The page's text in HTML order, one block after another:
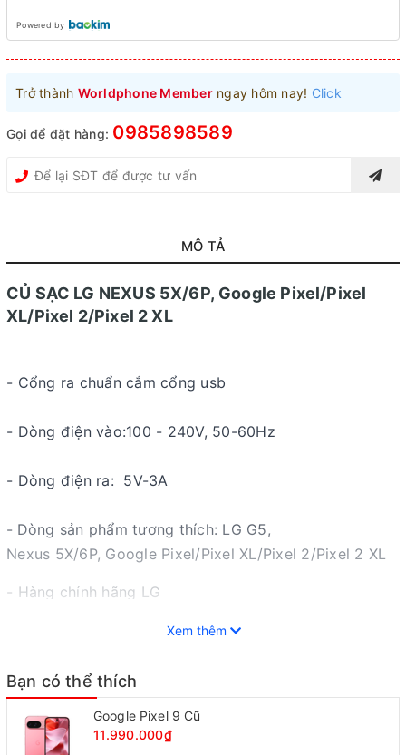
Powered by
Trở thành Worldphone Memberngay hôm nay! Click
Gọi để đặt hàng: 0985898589
MÔ TẢ
CỦ SẠC LG NEXUS 5X/6P, Google Pixel/Pixel
XL/Pixel 2/Pixel 2 XL
- Cổng ra chuẩn cắm cổng usb
- Dòng điện vào:100 - 240V, 50-60Hz
- Dòng điện ra: 5V-3A
- Dòng sản phẩm tương thích: LG G5,
Nexus 5X/6P, Google Pixel/Pixel XL/Pixel 2/Pixel 2 XL
- Hàng chính hãng LG
tổng hợpLG giá rẻ
Xem thêm
Bạn có thể thích
Google Pixel 9 Cũ
11.990.000₫